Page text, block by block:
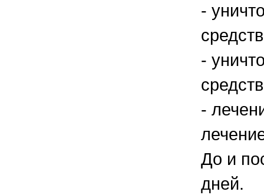
-
-
-
До и
дней.